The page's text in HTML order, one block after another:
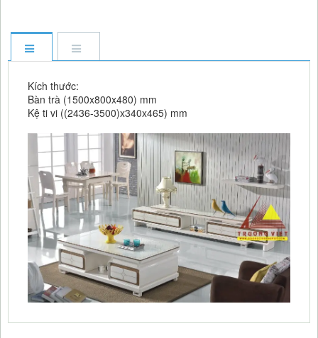
Kích thước:
Bàn trà (1500x800x480) mm
Kệ ti vi ((2436-3500)x340x465) mm